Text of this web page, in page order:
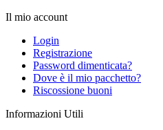
Il mio account
Login
Registrazione
Password dimenticata?
Dove è il mio pacchetto?
Riscossione buoni
Informazioni Utili